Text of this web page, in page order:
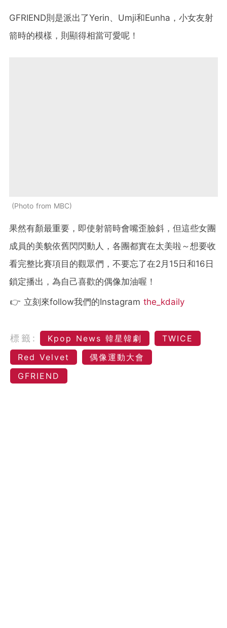
GFRIEND則是派出了Yerin、Umji和Eunha，小女友射
箭時的模樣，則顯得相當可愛呢！
Photo from MBC
果然有顏最重要，即使射箭時會嘴歪臉斜，但這些女團
成員的美貌依舊閃閃動人，各團都實在太美啦～想要收
看完整比賽項目的觀眾們，不要忘了在2月15日和16日
鎖定播出，為自己喜歡的偶像加油喔！
👉 立刻來follow我們的Instagram the_kdaily
標籤: Kpop News 韓星韓劇
TWICE
Red Velvet
偶像運動大會
GFRIEND